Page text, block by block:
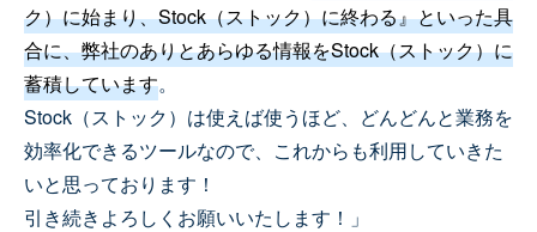
ク）に始まり、Stock（ストック）に終わる』といった具
合に、弊社のありとあらゆる情報をStock（ストック）に
蓄積しています。
Stock（ストック）は使えば使うほど、どんどんと業務を
効率化できるツールなので、これからも利用していきた
いと思っております！
引き続きよろしくお願いいたします！」